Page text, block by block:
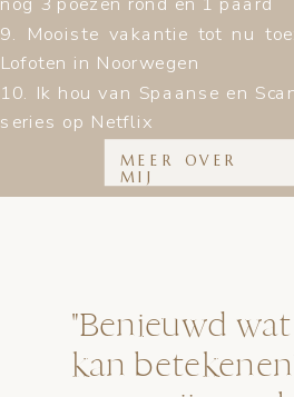
MEER OVER
MIJ
9. Mooiste vakantie tot nu
Lofoten in Noorwegen
10. Ik hou van Spaanse en
series op Netflix
"Benieuwd
kan